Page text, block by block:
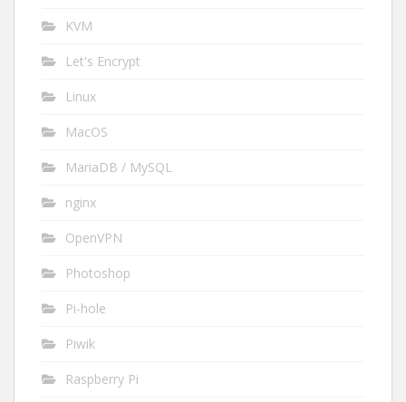
KVM
Let's Encrypt
Linux
MacOS
MariaDB / MySQL
nginx
OpenVPN
Photoshop
Pi-hole
Piwik
Raspberry Pi